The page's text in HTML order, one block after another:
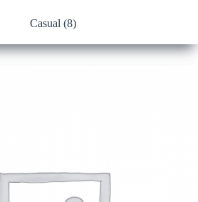
Casual (8)